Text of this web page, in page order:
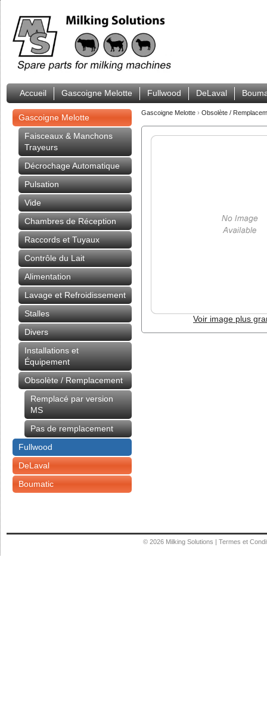
Accueil Gascoigne Melotte Fullwood DeLaval
Gascoigne Melotte
Faisceaux & Manchons
Trayeurs
Décrochage Automatique
Pulsation
Vide
Chambres de Réception
Raccords et Tuyaux
Contrôle du Lait
Alimentation
Lavage et Refroidissement
Stalles
Divers
Installations et
Équipement
Obsolète / Remplacement
Remplacé par version
MS
Pas de remplacement
Fullwood
DeLaval
Boumatic
Gascoigne Melotte › Obsolète /
Voir image plus
© 2026 Milking Solutions | Termes et